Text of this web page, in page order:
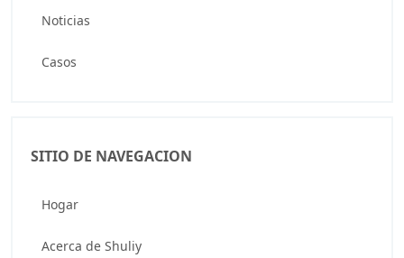
Noticias
Casos
SITIO DE NAVEGACION
Hogar
Acerca de Shuliy